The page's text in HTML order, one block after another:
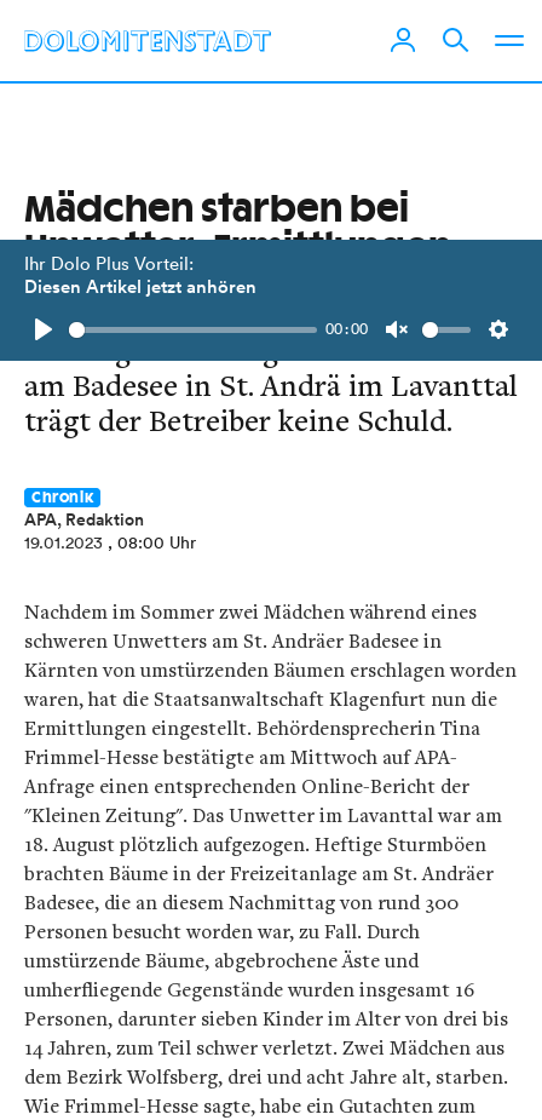
Ihr Dolo Plus Vorteil:
Diesen Artikel jetzt anhören
Play
00:00
Unmute
Mädchen starben bei
Unwetter: Ermittlungen
eingestellt
Am tragischen Unglück im Sommer
am Badesee in St. Andrä im Lavanttal
trägt der Betreiber keine Schuld.
Chronik
APA, Redaktion
19.01.2023 , 08:00 Uhr
Nachdem im Sommer zwei Mädchen während eines
schweren Unwetters am St. Andräer Badesee in
Kärnten von umstürzenden Bäumen erschlagen worden
waren, hat die Staatsanwaltschaft Klagenfurt nun die
Ermittlungen eingestellt. Behördensprecherin Tina
Frimmel-Hesse bestätigte am Mittwoch auf APA-
Anfrage einen entsprechenden Online-Bericht der
"Kleinen Zeitung". Das Unwetter im Lavanttal war am
18. August plötzlich aufgezogen. Heftige Sturmböen
brachten Bäume in der Freizeitanlage am St. Andräer
Badesee, die an diesem Nachmittag von rund 300
Personen besucht worden war, zu Fall. Durch
umstürzende Bäume, abgebrochene Äste und
umherfliegende Gegenstände wurden insgesamt 16
Personen, darunter sieben Kinder im Alter von drei bis
14 Jahren, zum Teil schwer verletzt. Zwei Mädchen aus
dem Bezirk Wolfsberg, drei und acht Jahre alt, starben.
Wie Frimmel-Hesse sagte, habe ein Gutachten zum